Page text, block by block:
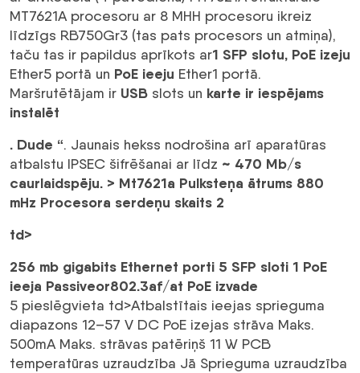
MT7621A procesoru ar 8 MHH procesoru ikreiz
līdzīgs RB750Gr3 (tas pats procesors un atmiņa),
taču tas ir papildus aprīkots ar1 SFP slotu, PoE izeju
Ether5 portā un PoE ieeju Ether1 portā.
Maršrutētājam ir USB slots un karte ir iespējams
instalēt
. Dude “. Jaunais hekss nodrošina arī aparatūras
atbalstu IPSEC šifrēšanai ar līdz ~ 470 Mb/s
caurlaidspēju. > Mt7621a Pulksteņa ātrums 880
mHz Procesora serdeņu skaits 2
td>
256 mb gigabits Ethernet porti 5 SFP sloti 1 PoE
ieeja Passiveor802.3af/at PoE izvade
5 pieslēgvieta td>Atbalstītais ieejas sprieguma
diapazons 12–57 V DC PoE izejas strāva Maks.
500mA Maks. strāvas patēriņš 11 W PCB
temperatūras uzraudzība Jā Sprieguma uzraudzība